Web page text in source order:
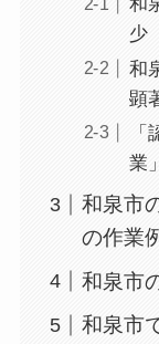
和
少
和
顕
業
和泉市
の作業
和泉市
和泉市